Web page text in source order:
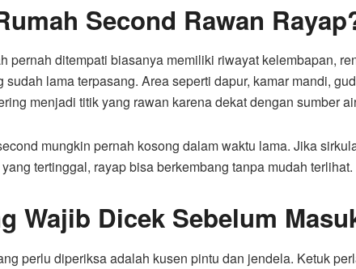
Second Rawan
pernah ditempati biasanya memiliki riwayat kelembapan,
sudah lama terpasang. Area seperti dapur, kamar mandi,
menjadi titik yang rawan karena dekat dengan sumber
mungkin pernah kosong dalam waktu lama. Jika
tertinggal, rayap bisa berkembang tanpa mudah terlihat.
Wajib Dicek Sebelum
perlu diperiksa adalah kusen pintu dan jendela. Ketuk